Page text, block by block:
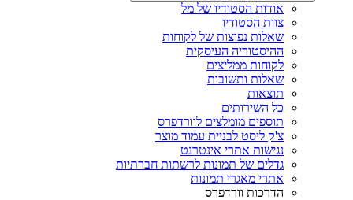
אודות הסטודיו של מל
צוות הסטודיו
שאלות נפוצות של לקוחות
ההיסטוריה העיסקית
לקוחות ממליצים
שאלות ותשובות
תוצאות
כל השירותים
תוספים מומלצים לוורדפרס
צ'ק ליסט לבניית עמוד מוצר
נגישות אתרי אינטרנט
גדלים של תמונות לרשתות חברתיות
אתרי מאגרי תמונות
הדרכות וורדפרס